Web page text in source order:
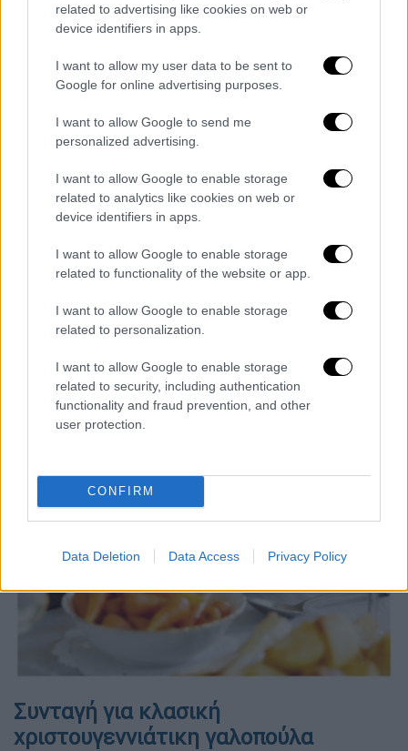
related to advertising like cookies on web or
device identifiers in apps.
I want to allow my user data to be sent to
Google for online advertising purposes.
I want to allow Google to send me
personalized advertising.
I want to allow Google to enable storage
related to analytics like cookies on web or
device identifiers in apps.
I want to allow Google to enable storage
related to functionality of the website or app.
I want to allow Google to enable storage
related to personalization.
I want to allow Google to enable storage
related to security, including authentication
functionality and fraud prevention, and other
user protection.
CONFIRM
Data Deletion Data Access Privacy Policy
Συνταγή για χοιρινό στο φούρνο με
του αποβραδίς. Το βάζετε στο ταψί, το
νοστιμίζετε με ένα μείγμα μουστάρδας,
μελιού, σόγιας σος και θυμαριού κι αφού
ψηθεί, το περνάτε για λίγο από το γκριλ για
να δημιουργηθεί μια λαχταριστή, τραγανή
πέτσα. Δείτε τη συνταγή του
πατώντας
εδώ.
Συνταγή για κλασική
χριστουγεννιάτικη γαλοπούλα